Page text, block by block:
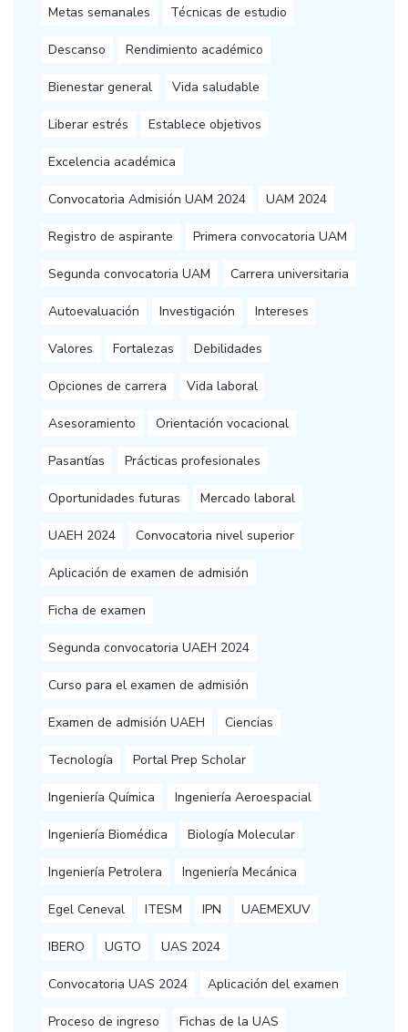
Metas semanales Técnicas de estudio
Descanso Rendimiento académico
Bienestar general Vida saludable
Liberar estrés Establece objetivos
Excelencia académica
Convocatoria Admisión UAM 2024 UAM 2024
Registro de aspirante Primera convocatoria UAM
Segunda convocatoria UAM Carrera universitaria
Autoevaluación Investigación Intereses
Valores Fortalezas Debilidades
Opciones de carrera Vida laboral
Asesoramiento Orientación vocacional
Pasantías Prácticas profesionales
Oportunidades futuras Mercado laboral
UAEH 2024 Convocatoria nivel superior
Aplicación de examen de admisión
Ficha de examen
Segunda convocatoria UAEH 2024
Curso para el examen de admisión
Examen de admisión UAEH Ciencias
Tecnología Portal Prep Scholar
Ingeniería Química Ingeniería Aeroespacial
Ingeniería Biomédica Biología Molecular
Ingeniería Petrolera Ingeniería Mecánica
Egel Ceneval ITESM IPN UAEMEXUV
IBERO UGTO UAS 2024
Convocatoria UAS 2024 Aplicación del examen
Proceso de ingreso Fichas de la UAS